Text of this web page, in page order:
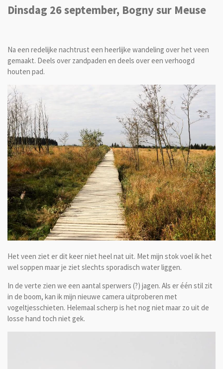
Dinsdag 26 september, Bogny sur Meuse
Na een redelijke nachtrust een heerlijke wandeling over het veen
gemaakt. Deels over zandpaden en deels over een verhoogd
houten pad.
Het veen ziet er dit keer niet heel nat uit. Met mijn stok voel ik het
wel soppen maar je ziet slechts sporadisch water liggen.
In de verte zien we een aantal sperwers (?) jagen. Als er één stil zit
in de boom, kan ik mijn nieuwe camera uitproberen met
vogeltjesschieten. Helemaal scherp is het nog niet maar zo uit de
losse hand toch niet gek.